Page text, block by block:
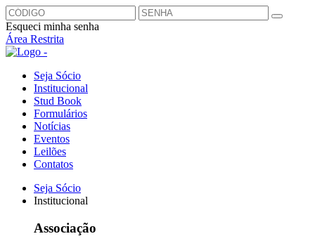
Esqueci minha senha
Área Restrita
Seja Sócio
Institucional
Stud Book
Formulários
Notícias
Eventos
Leilões
Contatos
Seja Sócio
Institucional
Associação